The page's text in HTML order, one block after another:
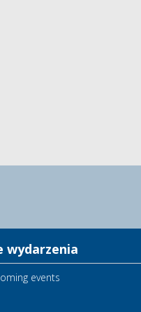
wydarzenia
events